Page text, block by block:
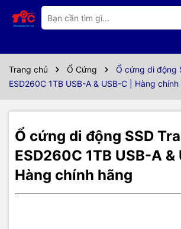
Trang chủ Ổ Cứng
Ổ cứng di động
ESD260C 1TB USB-A & USB-C | Hàng chính
Ổ cứng di động SSD
ESD260C 1TB USB-A &
Hàng chính hãng
Thông số kỹ thuật
Dung lượng 1TGB
Tốc độ đọc 520Mb/s
Chuẩn giao tiếp Type-C và
Kích thước 2.5inch